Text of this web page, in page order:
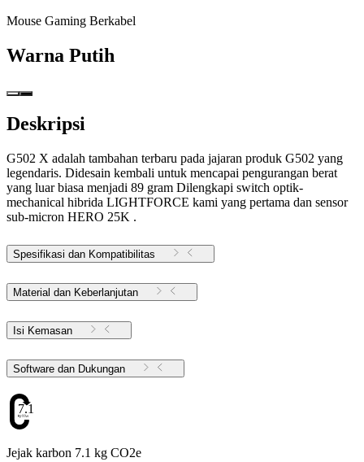
Mouse Gaming Berkabel
Warna Putih
Deskripsi
G502 X adalah tambahan terbaru pada jajaran produk G502 yang
legendaris. Didesain kembali untuk mencapai pengurangan berat
yang luar biasa menjadi 89 gram Dilengkapi switch optik-
mechanical hibrida LIGHTFORCE kami yang pertama dan sensor
sub-micron HERO 25K .
Spesifikasi dan Kompatibilitas
Material dan Keberlanjutan
Isi Kemasan
Software dan Dukungan
7.1
Jejak karbon 7.1 kg CO2e